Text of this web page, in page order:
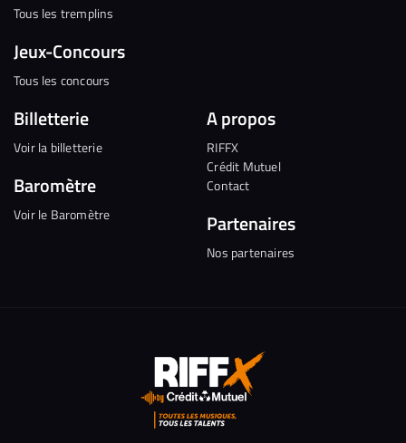
Tous les tremplins
Jeux-Concours
Tous les concours
Billetterie
Voir la billetterie
Baromètre
Voir le Baromètre
A propos
RIFFX
Crédit Mutuel
Contact
Partenaires
Nos partenaires